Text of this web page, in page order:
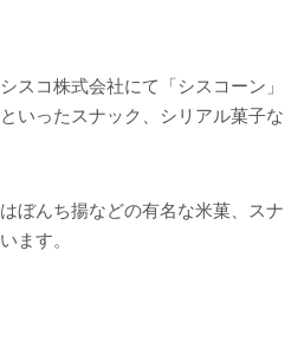
スコ株式会社にて「シスコーン」
いったスナック、シリアル菓子な
ぼんち揚などの有名な米菓、スナ
ます。